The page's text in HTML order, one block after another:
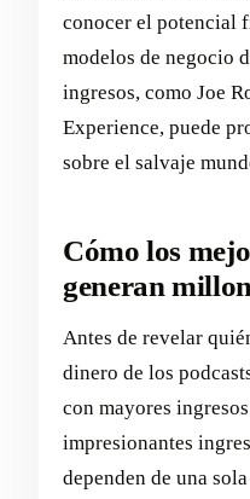
conocer el potencial
modelos de negocio
ingresos, como Joe
Experience, puede
sobre el salvaje
Cómo los
generan
Antes de revelar
dinero de los
con mayores
impresionantes
dependen de una